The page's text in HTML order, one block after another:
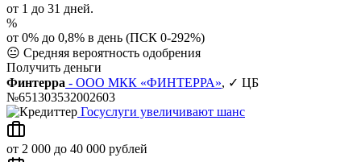
от 1 до 31 дней.
%
от 0% до 0,8% в день (ПСК 0-292%)
😐 Средняя вероятность одобрения
Получить деньги
Финтерра - ООО МКК «ФИНТЕРРА», ✓ ЦБ
№651303532002603
Госуслуги увеличивают шанс
от 2 000 до 40 000 рублей